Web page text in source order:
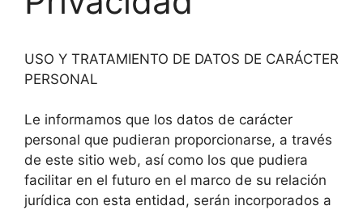
USO Y TRATAMIENTO DE DATOS DE CARÁCTER
PERSONAL
Le informamos que los datos de carácter
personal que pudieran proporcionarse, a través
de este sitio web, así como los que pudiera
facilitar en el futuro en el marco de su relación
jurídica con esta entidad, serán incorporados a